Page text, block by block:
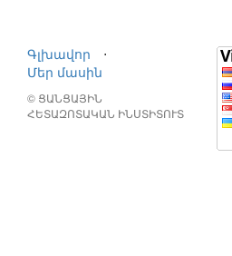
Գլխավոր
⋅
Մեր մասին
© ՑԱՆՑԱՅԻՆ
ՀԵՏԱԶՈՏԱԿԱՆ ԻՆՍՏԻՏՈՒՏ